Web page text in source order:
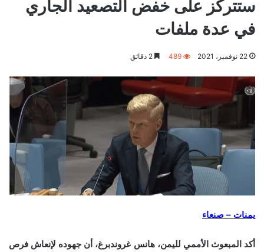
ستتركز على خفض التصعيد الجاري
في عدة ملفات
22 نوفمبر، 2021 489
يمنات – صنعاء
أكد المبعوث الأممي لليمن، هانس غروندبرغ، أن جهوده لإنعاش فرص